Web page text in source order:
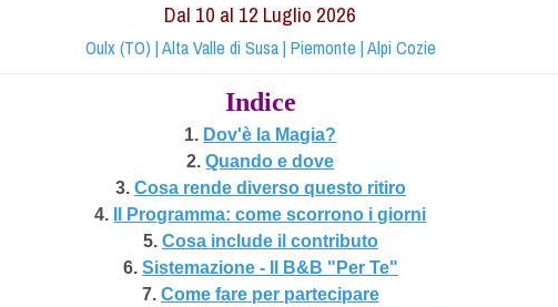
Dal 10 al 12 Luglio 2026
Oulx (TO) | Alta Valle di Susa | Piemonte | Alpi Cozie
Indice
1. Dov'è la Magia?
2. Quando e dove
3. Cosa rende diverso questo ritiro
4.
Il Programma: come scorrono i giorni
5. Cosa include il contributo
6. Sistemazione - Il B&B "Per Te"
7. Come fare per partecipare